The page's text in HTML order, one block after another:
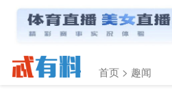
首页 > 趣闻